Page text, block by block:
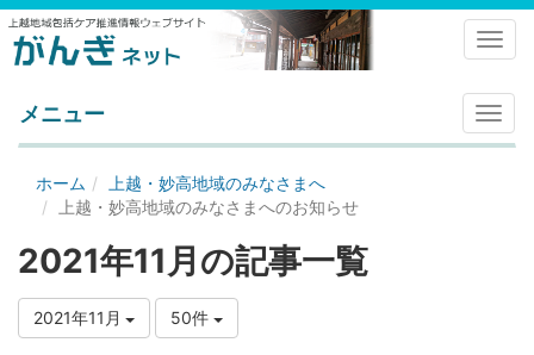
メ
ニ
メニュー
ホーム
上越・妙高地域のみなさまへ
上越・妙高地域のみなさまへのお知らせ
2021年11月の記事一覧
2021年11月 50件